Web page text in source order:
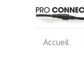
Accueil